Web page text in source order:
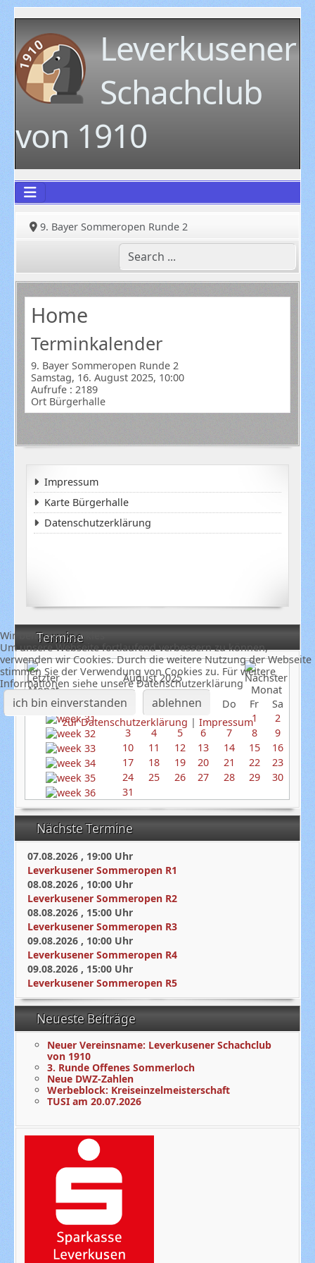
Leverkusener
Schachclub
von 1910
9. Bayer Sommeropen Runde 2
Termine
August 2025
So
Mo Di Mi Do Fr
Sa
1
2
3
4 5 6 7 8
9
10
11 12 13 14 15
16
17
18 19 20 21 22
23
24
25 26 27 28 29
30
31
Nächste Termine
07.08.2026 , 19:00 Uhr
Leverkusener Sommeropen R1
08.08.2026 , 10:00 Uhr
Leverkusener Sommeropen R2
08.08.2026 , 15:00 Uhr
Leverkusener Sommeropen R3
09.08.2026 , 10:00 Uhr
Leverkusener Sommeropen R4
09.08.2026 , 15:00 Uhr
Leverkusener Sommeropen R5
Neueste Beiträge
Neuer Vereinsname: Leverkusener Schachclub
von 1910
3. Runde Offenes Sommerloch
Neue DWZ-Zahlen
Werbeblock: Kreiseinzelmeisterschaft
TUSI am 20.07.2026
Home
Terminkalender
9. Bayer Sommeropen Runde 2
Samstag, 16. August 2025, 10:00
Aufrufe: 2189
Ort Bürgerhalle
Impressum
Karte Bürgerhalle
Datenschutzerklärung
Wir benutzen Cookies
Um unsere Webseite fortlaufend verbessern zu können,
verwenden wir Cookies. Durch die weitere Nutzung der Webseite
stimmen Sie der Verwendung von Cookies zu. Für weitere
Informationen siehe unsere Datenschutzerklärung
ich bin einverstanden ablehnen
zur Datenschutzerklärung | Impressum